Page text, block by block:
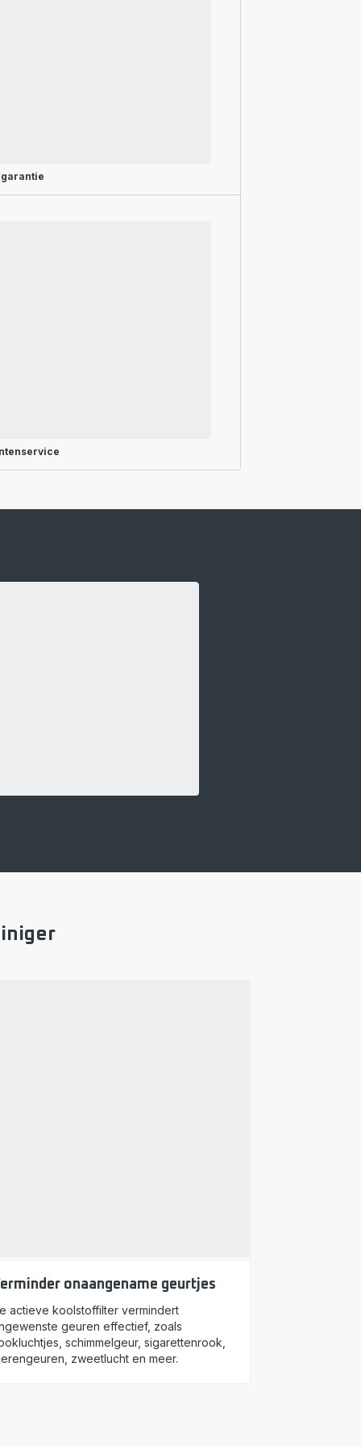
onaangename geurtjes
actieve koolstoffilter vermindert
geuren effectief, zoals
schimmelgeur, sigarettenrook,
zweetlucht en meer.